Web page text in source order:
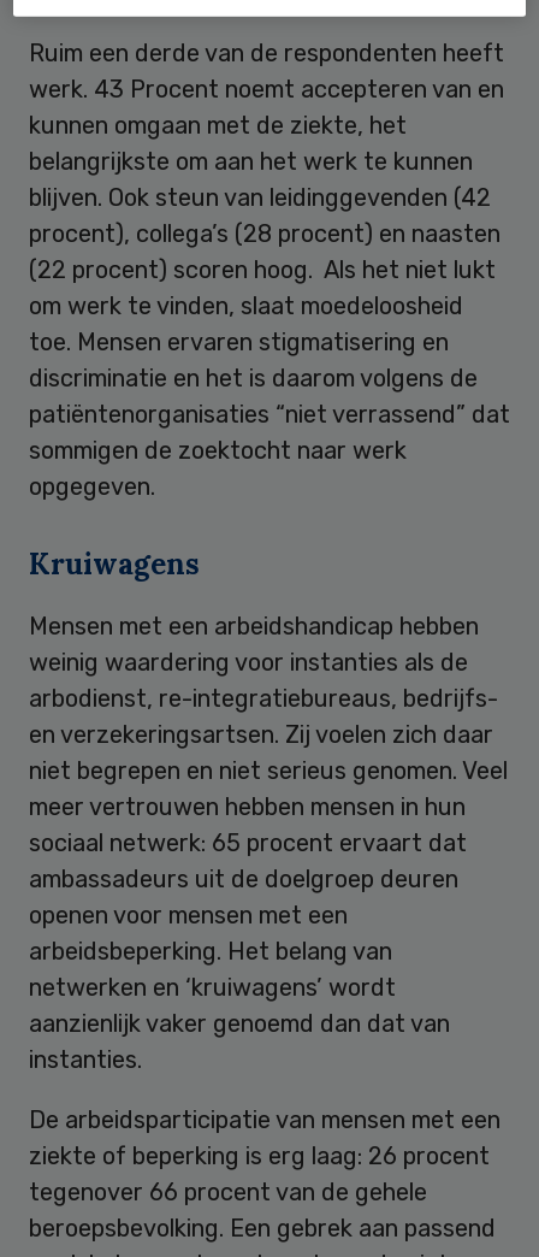
Ruim een derde van de respondenten heeft
werk. 43 Procent noemt accepteren van en
kunnen omgaan met de ziekte, het
belangrijkste om aan het werk te kunnen
blijven. Ook steun van leidinggevenden (42
procent), collega’s (28 procent) en naasten
(22 procent) scoren hoog. Als het niet lukt
om werk te vinden, slaat moedeloosheid
toe. Mensen ervaren stigmatisering en
discriminatie en het is daarom volgens de
patiëntenorganisaties “niet verrassend” dat
sommigen de zoektocht naar werk
opgegeven.
Kruiwagens
Mensen met een arbeidshandicap hebben
weinig waardering voor instanties als de
arbodienst, re-integratiebureaus, bedrijfs-
en verzekeringsartsen. Zij voelen zich daar
niet begrepen en niet serieus genomen. Veel
meer vertrouwen hebben mensen in hun
sociaal netwerk: 65 procent ervaart dat
ambassadeurs uit de doelgroep deuren
openen voor mensen met een
arbeidsbeperking. Het belang van
netwerken en ‘kruiwagens’ wordt
aanzienlijk vaker genoemd dan dat van
instanties.
De arbeidsparticipatie van mensen met een
ziekte of beperking is erg laag: 26 procent
tegenover 66 procent van de gehele
beroepsbevolking. Een gebrek aan passend